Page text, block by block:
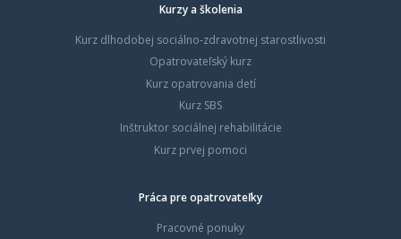
Kurzy a školenia
Kurz dlhodobej sociálno-zdravotnej starostlivosti
Opatrovateľský kurz
Kurz opatrovania detí
Kurz SBS
Inštruktor sociálnej rehabilitácie
Kurz prvej pomoci
Práca pre opatrovateľky
Pracovné ponuky